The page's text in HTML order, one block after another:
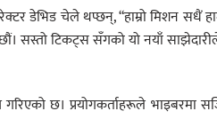
डेभिड चेले थप्छन्, “हाम्रो मिशन सधैं
सस्तो टिकट्स सँगको यो नयाँ
छ। प्रयोगकर्ताहरूले भाइबरमा